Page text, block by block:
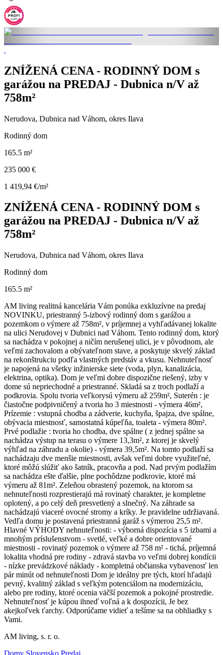
ZNÍŽENÁ CENA - RODINNÝ DOM s
garážou na PREDAJ - Dubnica n/V až
758m²
Nerudova, Dubnica nad Váhom, okres Ilava
Rodinný dom
165.5 m²
235 000 €
1 419,94 €/m²
ZNÍŽENÁ CENA - RODINNÝ DOM s
garážou na PREDAJ - Dubnica n/V až
758m²
Nerudova, Dubnica nad Váhom, okres Ilava
Rodinný dom
165.5 m²
AM living realitná kancelária Vám ponúka exkluzívne na predaj
NOVINKU, priestranný 5-izbový rodinný dom s garážou a
pozemkom o výmere až 758m², v príjemnej a vyhľadávanej lokalite
na ulici Nerudovej v Dubnici nad Váhom. Tento rodinný dom, ktorý
sa nachádza v pokojnej a ničím nerušenej ulici, je v pôvodnom, ale
veľmi zachovalom a obývateľnom stave, a poskytuje skvelý základ
na rekonštrukciu podľa vlastných predstáv a vkusu. Nehnuteľnosť
je napojená na všetky inžinierske siete (voda, plyn, kanalizácia,
elektrina, optika). Dom je veľmi dobre dispozične riešený, izby v
dome sú nepriechodné a priestranné. Skladá sa z troch podlaží a
podkrovia. Spolu tvoria veľkorysú výmeru až 259m², Suterén : je
čiastočne podpivničený a tvoria ho 3 miestnosti - výmera 46m²,
Prízemie : vstupná chodba a zádverie, kuchyňa, špajza, dve spálne,
obývacia miestnosť, samostatná kúpeľňa, toaleta - výmera 80m².
Prvé podlažie : tvoria ho chodba, dve spálne ( z jednej spálne sa
nachádza výstup na terasu o výmere 13,3m², z ktorej je skvelý
výhľad na záhradu a okolie) - výmera 39,5m². Na tomto podlaží sa
nachádzaju dve menšie miestnosti, avšak veľmi dobre využiteľné,
ktoré môžú slúžiť ako šatník, pracovňa a pod. Nad prvým podlažím
sa nachádza ešte ďalšie, plne pochôdzne podkrovie, ktoré má
výmeru až 81m². Zeleňou obrastený pozemok, na ktorom sa
nehnuteľnosti rozprestierajú má rovinatý charakter, je kompletne
oplotený, a po celý deň presvetlený a slnečný. Na záhrade sa
nachádzajú viaceré ovocné stromy a kríky. Je pravidelne udržiavaná.
Vedľa domu je postavená priestranná garáž s výmerou 25,5 m².
Hlavné VÝHODY nehnuteľnosti: - výborná dispozícia s 5 izbami a
mnohým príslušenstvom - svetlé, veľké a dobre orientované
miestnosti - rovinatý pozemok o výmere až 758 m² - tichá, príjemná
lokalita vhodná pre rodiny - zdravá stavba vo veľmi dobrej kondícii
- nízke prevádzkové náklady - kompletná občianska vybavenosť len
pár minút od nehnuteľnosti Dom je ideálny pre tých, ktorí hľadajú
pevný, kvalitný základ s veľkým potenciálom na modernizáciu,
alebo pre rodiny, ktoré ocenia väčší pozemok a pokojné prostredie.
Nehnuteľnosť je kúpou ihneď voľná a k dospozícii, Je bez
akejkoľvek ťarchy. Odporúčame vidieť a tešíme sa na obhliadky s
Vami.
AM living, s. r. o.